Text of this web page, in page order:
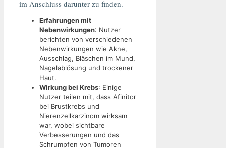
im Anschluss darunter zu finden.
Erfahrungen mit
Nebenwirkungen: Nutzer
berichten von verschiedenen
Nebenwirkungen wie Akne,
Ausschlag, Bläschen im Mund,
Nagelablösung und trockener
Haut.
Wirkung bei Krebs: Einige
Nutzer teilen mit, dass Afinitor
bei Brustkrebs und
Nierenzellkarzinom wirksam
war, wobei sichtbare
Verbesserungen und das
Schrumpfen von Tumoren